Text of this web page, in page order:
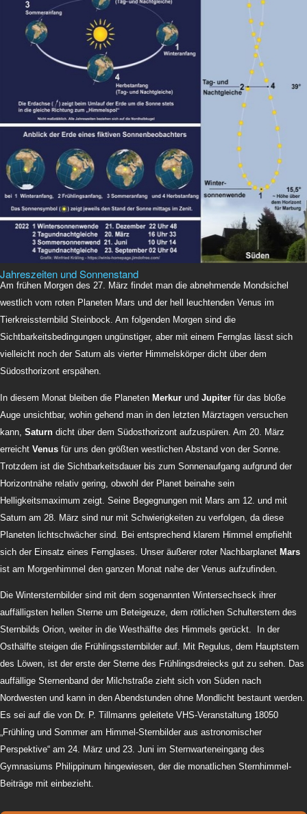
Jahreszeiten und Sonnenstand
Am frühen Morgen des 27. März findet man die abnehmende Mondsichel
westlich vom roten Planeten Mars und der hell leuchtenden Venus im
Tierkreissternbild Steinbock. Am folgenden Morgen sind die
Sichtbarkeitsbedingungen ungünstiger, aber mit einem Fernglas lässt sich
vielleicht noch der Saturn als vierter Himmelskörper dicht über dem
Südosthorizont erspähen.
In diesem Monat bleiben die Planeten Merkur und Jupiter für das bloße
Auge unsichtbar, wohin gehend man in den letzten Märztagen versuchen
kann, Saturn dicht über dem Südosthorizont aufzuspüren. Am 20. März
erreicht Venus für uns den größten westlichen Abstand von der Sonne.
Trotzdem ist die Sichtbarkeitsdauer bis zum Sonnenaufgang aufgrund der
Horizontnähe relativ gering, obwohl der Planet beinahe sein
Helligkeitsmaximum zeigt. Seine Begegnungen mit Mars am 12. und mit
Saturn am 28. März sind nur mit Schwierigkeiten zu verfolgen, da diese
Planeten lichtschwächer sind. Bei entsprechend klarem Himmel empfiehlt
sich der Einsatz eines Fernglases. Unser äußerer roter Nachbarplanet Mars
ist am Morgenhimmel den ganzen Monat nahe der Venus aufzufinden.
Die Wintersternbilder sind mit dem sogenannten Wintersechseck ihrer
auffälligsten hellen Sterne um Beteigeuze, dem rötlichen Schulterstern des
Sternbilds Orion, weiter in die Westhälfte des Himmels gerückt. In der
Osthälfte steigen die Frühlingssternbilder auf. Mit Regulus, dem Hauptstern
des Löwen, ist der erste der Sterne des Frühlingsdreiecks gut zu sehen. Das
auffällige Sternenband der Milchstraße zieht sich von Süden nach
Nordwesten und kann in den Abendstunden ohne Mondlicht bestaunt werden.
Es sei auf die von Dr. P. Tillmanns geleitete VHS-Veranstaltung 18050
„Frühling und Sommer am Himmel-Sternbilder aus astronomischer
Perspektive“ am 24. März und 23. Juni im Sternwarteneingang des
Gymnasiums Philippinum hingewiesen, der die monatlichen Sternhimmel-
Beiträge mit einbezieht.